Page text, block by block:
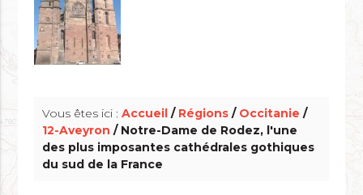
Vous êtes ici :Accueil / Régions / Occitanie /
12-Aveyron / Notre-Dame de Rodez, l'une
des plus imposantes cathédrales gothiques
du sud de la France